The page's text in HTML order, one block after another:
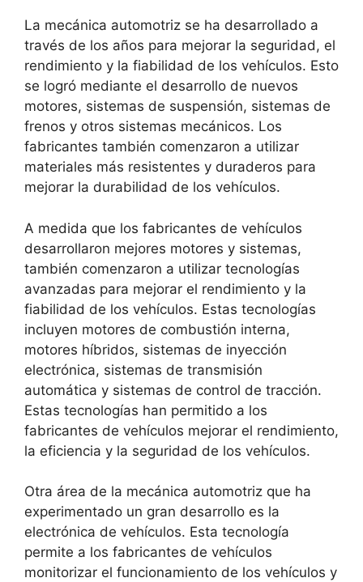
La mecánica automotriz se ha desarrollado a
través de los años para mejorar la seguridad, el
rendimiento y la fiabilidad de los vehículos. Esto
se logró mediante el desarrollo de nuevos
motores, sistemas de suspensión, sistemas de
frenos y otros sistemas mecánicos. Los
fabricantes también comenzaron a utilizar
materiales más resistentes y duraderos para
mejorar la durabilidad de los vehículos.
A medida que los fabricantes de vehículos
desarrollaron mejores motores y sistemas,
también comenzaron a utilizar tecnologías
avanzadas para mejorar el rendimiento y la
fiabilidad de los vehículos. Estas tecnologías
incluyen motores de combustión interna,
motores híbridos, sistemas de inyección
electrónica, sistemas de transmisión
automática y sistemas de control de tracción.
Estas tecnologías han permitido a los
fabricantes de vehículos mejorar el rendimiento,
la eficiencia y la seguridad de los vehículos.
Otra área de la mecánica automotriz que ha
experimentado un gran desarrollo es la
electrónica de vehículos. Esta tecnología
permite a los fabricantes de vehículos
monitorizar el funcionamiento de los vehículos y